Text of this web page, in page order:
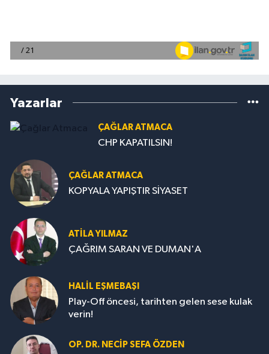
Yazarlar
ÇAĞLAR ATMACA
CHP KAPATILSIN!
ÇAĞLAR ATMACA
KOPYALA YAPIŞTIR SİYASET
ATILA YILMAZ
ÇAĞRIM SARAN VE DUMAN'A
HALIL EŞMEBAŞI
Play-Off öncesi, tarihten gelen sese kulak
verin!
OP. DR. NECIP SEFA ÖZDEN